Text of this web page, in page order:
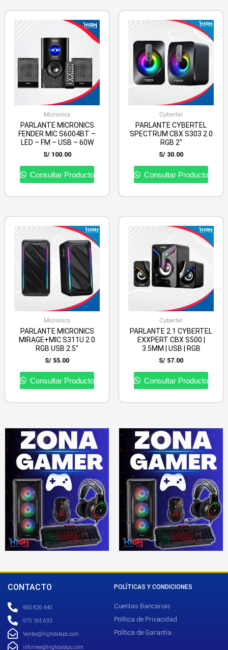
Micronics
PARLANTE MICRONICS
FENDER MIC S6004BT –
LED – FM – USB – 60W
S/100.00
Consultar Producto
Cybertel
PARLANTE CYBERTEL
SPECTRUM CBX S303 2.0
RGB 2″
S/ 30.00
Consultar Producto
Micronics
PARLANTE MICRONICS
MIRAGE+MIC S311U 2.0
RGB USB 2.5″
S/ 55.00
Consultar Producto
Cybertel
PARLANTE 2.1 CYBERTEL
EXXPERT CBX S500 |
3.5MM | USB | RGB
S/ 57.00
Consultar Producto
CONTACTO
960 826 440
970 165 633
Ventas@highdatapc.com
informes@highdatapc.com
POLÍTICAS Y CONDICIONES
Cuentas Bancarias
Política de Privacidad
Política de Garantía